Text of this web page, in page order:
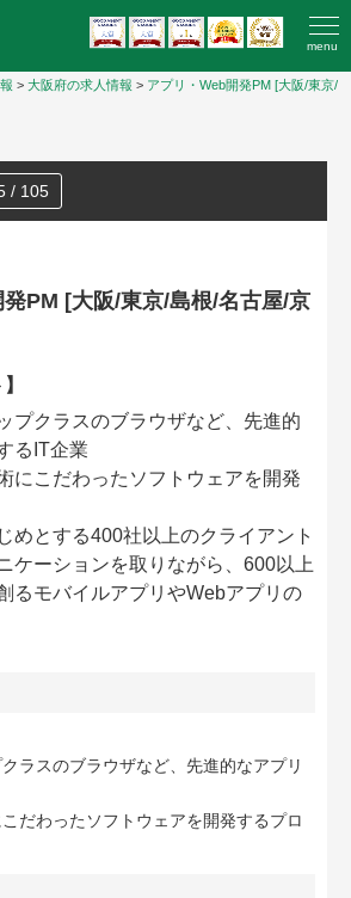
menu
> 大阪府の求人情報 > アプリ・Web開発PM [大阪/東京/
/ 105
PM [大阪/東京/島根/名古屋/京
プクラスのブラウザなど、先進的
るIT企業
にこだわったソフトウェアを開発
めとする400社以上のクライアント
ケーションを取りながら、600以上
るモバイルアプリやWebアプリの
ラスのブラウザなど、先進的なアプリ
こだわったソフトウェアを開発するプロ